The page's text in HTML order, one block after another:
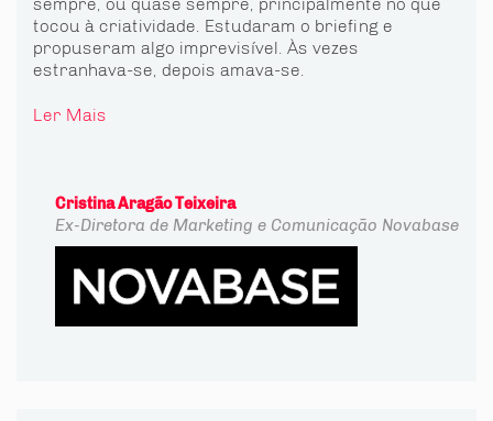
tocou à criatividade. Estudaram o briefing e
propuseram algo imprevisível. Às vezes
estranhava-se, depois amava-se.
Ler Mais
Cristina Aragão Teixeira
Ex-Diretora de Marketing e Comunicação Novabase